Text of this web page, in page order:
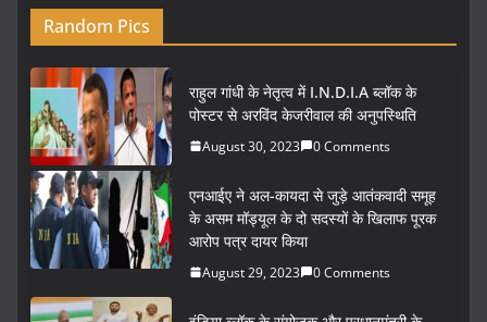
Random Pics
राहुल गांधी के नेतृत्व में I.N.D.I.A ब्लॉक के
पोस्टर से अरविंद केजरीवाल की अनुपस्थिति
August 30, 2023 0 Comments
एनआईए ने अल-कायदा से जुड़े आतंकवादी समूह
के असम मॉड्यूल के दो सदस्यों के खिलाफ पूरक
आरोप पत्र दायर किया
August 29, 2023 0 Comments